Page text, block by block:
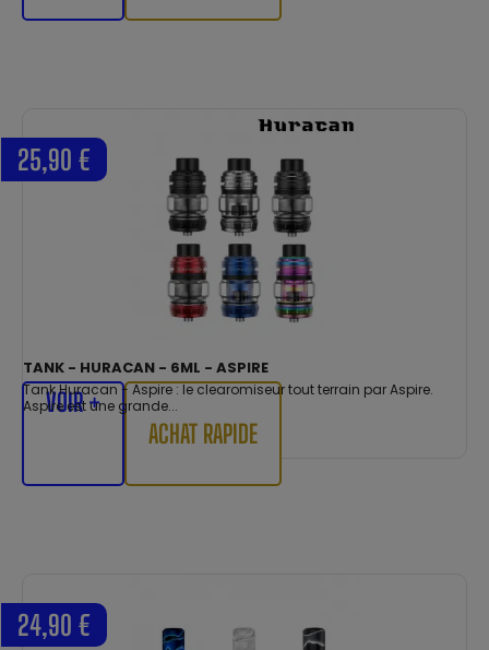
TANK - HURACAN - 6ML - ASPIRE
Tank Huracan - Aspire : le clearomiseur tout terrain par Aspire.
Aspire est une grande...
25,90 €
VOIR +
ACHAT RAPIDE
24,90 €